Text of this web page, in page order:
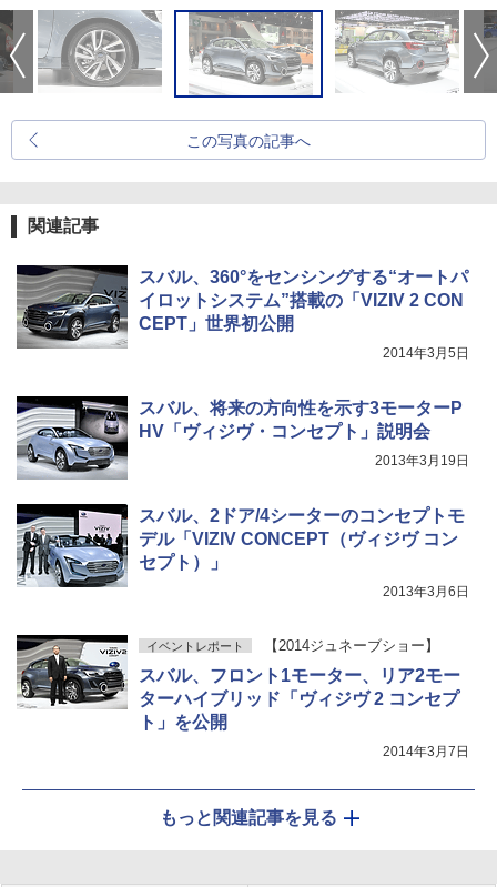
この写真の記事へ
関連記事
スバル、360°をセンシングする“オートパ
イロットシステム”搭載の「VIZIV 2 CON
CEPT」世界初公開
2014年3月5日
スバル、将来の方向性を示す3モーターP
HV「ヴィジヴ・コンセプト」説明会
2013年3月19日
スバル、2ドア/4シーターのコンセプトモ
デル「VIZIV CONCEPT（ヴィジヴ コン
セプト）」
2013年3月6日
イベントレポート 【2014ジュネーブショー】
スバル、フロント1モーター、リア2モー
ターハイブリッド「ヴィジヴ 2 コンセプ
ト」を公開
2014年3月7日
もっと関連記事を見る